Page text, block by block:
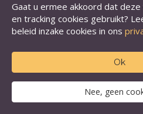
Gaat u ermee akkoord dat
en tracking cookies gebruikt?
beleid inzake cookies in ons
Ok
Nee, geen